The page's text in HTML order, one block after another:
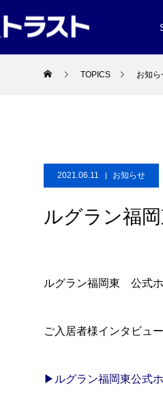
TOPICS お知ら
2021.06.11 お知らせ
ルグラン福
ルグラン福岡東 公式ホ
ご入居者様インタビュ
▶ルグラン福岡東公式